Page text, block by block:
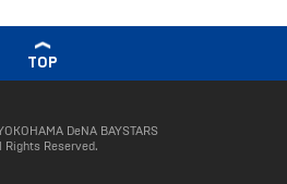
TOP
DeNA BAYSTARS
Rights Reserved.